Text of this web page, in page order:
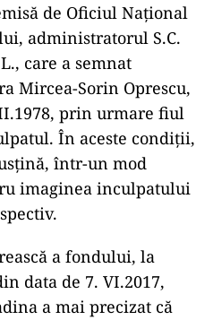
de Oficiul Național
administratorul S.C.
care a semnat
Mircea-Sorin Oprescu,
prin urmare fiul
În aceste condiții,
într-un mod
imaginea inculpatului
a fondului, la
data de 7. VI.2017,
a mai precizat că